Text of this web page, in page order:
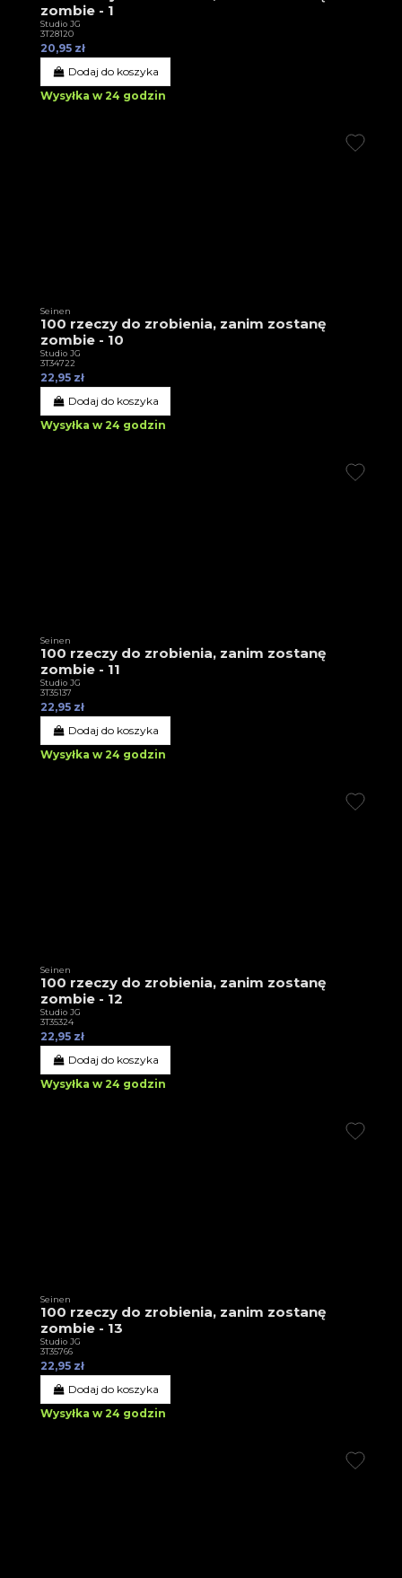
zombie - 1
Studio JG
3T28120
20,95 zł
Dodaj do koszyka
Wysyłka w 24 godzin
Seinen
100 rzeczy do zrobienia, zanim zostanę
zombie - 10
Studio JG
3T34722
22,95 zł
Dodaj do koszyka
Wysyłka w 24 godzin
Seinen
100 rzeczy do zrobienia, zanim zostanę
zombie - 11
Studio JG
3T35137
22,95 zł
Dodaj do koszyka
Wysyłka w 24 godzin
Seinen
100 rzeczy do zrobienia, zanim zostanę
zombie - 12
Studio JG
3T35324
22,95 zł
Dodaj do koszyka
Wysyłka w 24 godzin
Seinen
100 rzeczy do zrobienia, zanim zostanę
zombie - 13
Studio JG
3T35766
22,95 zł
Dodaj do koszyka
Wysyłka w 24 godzin